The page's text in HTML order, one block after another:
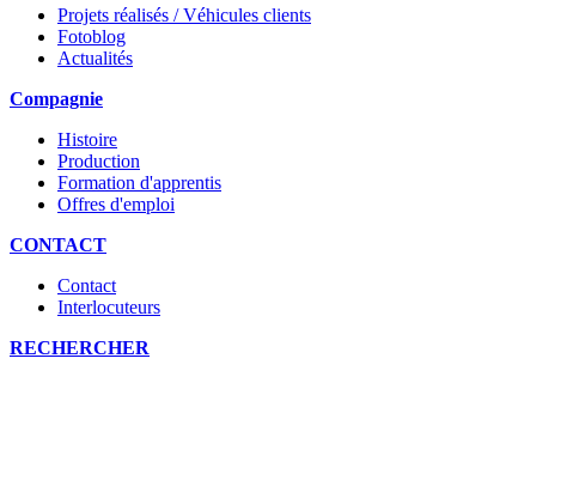
Projets réalisés / Véhicules clients
Fotoblog
Actualités
Compagnie
Histoire
Production
Formation d'apprentis
Offres d'emploi
CONTACT
Contact
Interlocuteurs
RECHERCHER